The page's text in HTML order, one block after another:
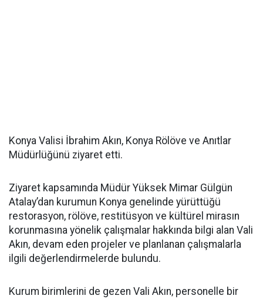
Konya Valisi İbrahim Akın, Konya Rölöve ve Anıtlar
Müdürlüğünü ziyaret etti.
Ziyaret kapsamında Müdür Yüksek Mimar Gülgün
Atalay’dan kurumun Konya genelinde yürüttüğü
restorasyon, rölöve, restitüsyon ve kültürel mirasın
korunmasına yönelik çalışmalar hakkında bilgi alan Vali
Akın, devam eden projeler ve planlanan çalışmalarla
ilgili değerlendirmelerde bulundu.
Kurum birimlerini de gezen Vali Akın, personelle bir